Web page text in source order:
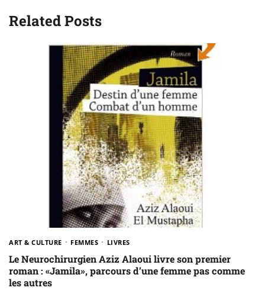
Related Posts
ART & CULTURE FEMMES LIVRES
Le Neurochirurgien Aziz Alaoui livre son premier
roman : «Jamila», parcours d’une femme pas comme
les autres